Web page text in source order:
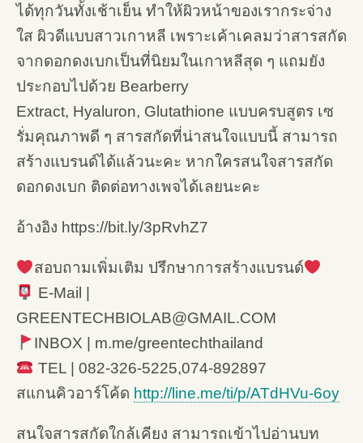
ได้ทุกวันทั้งเช้าเย็น ทำให้ผิวหน้าของเรากระจ่าง
ใส ผิวดีแบบสาวเกาหลี เพราะเค้าเคลมว่าสารสกัด
จากดอกดงเบกเป็นที่นิยมในเกาหลีสุด ๆ แถมยัง
ประกอบไปด้วย Bearberry
Extract, Hyaluron, Glutathione แบบครบสูตร เซ
รั่มคุณภาพดี ๆ สารสกัดที่น่าสนใจแบบนี้ สามารถ
สร้างแบรนด์ได้แล้วนะคะ หากใครสนใจสารสกัด
ดอกดงเบก ติดต่อทางเพจได้เลยนะคะ
อ้างอิง https://bit.ly/3pRvhZ7
สอบถามเพิ่มเติม ปรึกษาการสร้างแบรนด์
E-Mail |
GREENTECHBIOLAB@GMAIL.COM
INBOX | m.me/greentechthailand
TEL | 082-326-5225,074-892897
สแกนคิวอาร์โค้ด http://line.me/ti/p/ATdHVu-6oy
สนใจสารสกัดใกล้เคียง สามารถเข้าไปอ่านบท